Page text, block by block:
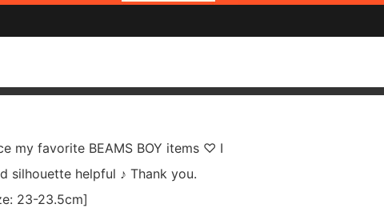
my favorite BEAMS BOY items ♡ I
silhouette helpful ♪ Thank you.
23-23.5cm]